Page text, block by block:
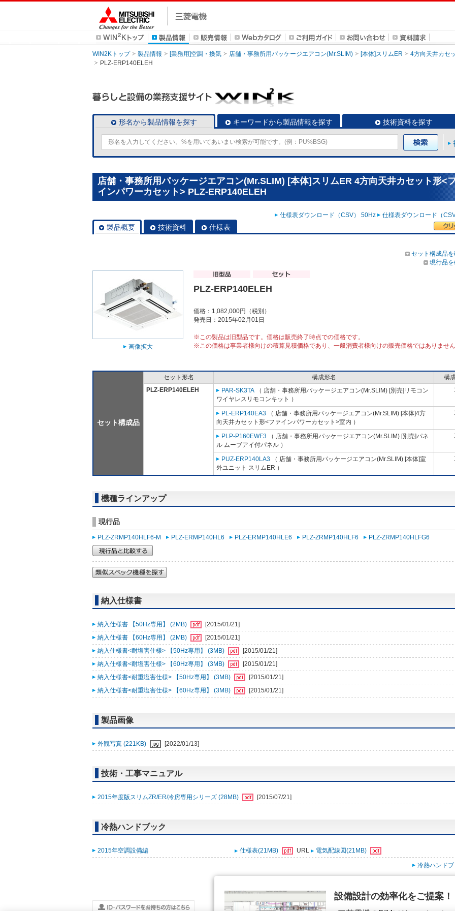
WIN2Kトップ 製品情報 [業務用]空調・換気 店舗・事務所用パッケージエアコン(Mr.SLIM) [本体]スリムER
4方向天井カセ
PLZ-ERP140ELEH
形名から製品情報を探す キーワードから製品情報を探す 技術資料を探す
店舗・事務所用パッケージエアコン(Mr.SLIM) [本体]スリムER 4方向天井カセット形<
インパワーカセット> PLZ-ERP140ELEH
仕様表ダウンロード（CSV） 50Hz 仕様表ダウンロード（
製品概要 技術資料 仕様表
セット構成品
現行品
画像拡大
PLZ-ERP140ELEH
価格：1,082,000円（税別）
発売日：2015年02月01日
※この製品は旧型品です。価格は販売終了時点での価格です。
※この価格は事業者様向けの積算見積価格であり、一般消費者様向けの販売価格ではありませ
セット構成品
セット形名 構成形名
構
PLZ-ERP140ELEH
PAR-SK3TA （ 店舗・事務所用パッケージエアコン(Mr.SLIM) [別売]リモコン
ワイヤレスリモコンキット ）
PL-ERP140EA3 （ 店舗・事務所用パッケージエアコン(Mr.SLIM) [本体]4方
向天井カセット形<ファインパワーカセット>室内 ）
PLP-P160EWF3 （ 店舗・事務所用パッケージエアコン(Mr.SLIM) [別売]パネ
ル ムーブアイ付パネル ）
PUZ-ERP140LA3 （ 店舗・事務所用パッケージエアコン(Mr.SLIM) [本体]室
外ユニット スリムER ）
機種ラインアップ
現行品
PLZ-ZRMP140HLF6-M PLZ-ERMP140HL6 PLZ-ERMP140HLE6 PLZ-ZRMP140HLF6 PLZ-ZRMP140HLFG6
納入仕様書
納入仕様書 【50Hz専用】 (2MB)
[2015/01/21]
納入仕様書 【60Hz専用】 (2MB)
[2015/01/21]
納入仕様書<耐塩害仕様> 【50Hz専用】 (3MB)
[2015/01/21]
納入仕様書<耐塩害仕様> 【60Hz専用】 (3MB)
[2015/01/21]
納入仕様書<耐重塩害仕様> 【50Hz専用】 (3MB)
[2015/01/21]
納入仕様書<耐重塩害仕様> 【60Hz専用】 (3MB)
[2015/01/21]
製品画像
外観写真 (221KB) [2022/01/13]
技術・工事マニュアル
2015年度版スリムZR/ER/冷房専用シリーズ (28MB) [2015/07/21]
冷熱ハンドブック
2015年空調設備編 仕様表(21MB) URL 電気配線図(21MB)
冷熱ハンド
設備設計の効率化をご提案！